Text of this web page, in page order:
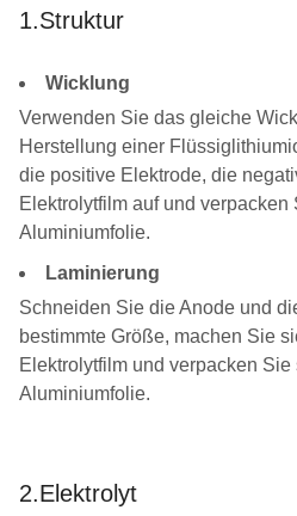
1.Struktur
Wicklung
Verwenden Sie das gleiche
Herstellung einer
die positive Elektrode, die
Elektrolytfilm auf und verpacken
Aluminiumfolie.
Laminierung
Schneiden Sie die Anode und
bestimmte Größe, machen Sie
Elektrolytfilm und verpacken Sie
Aluminiumfolie.
2.Elektrolyt